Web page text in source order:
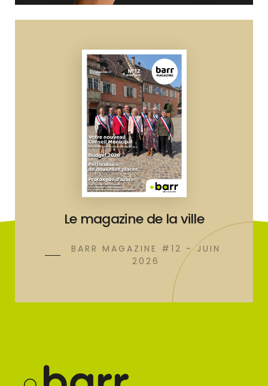
Le magazine de la ville
BARR MAGAZINE #12 - JUIN
2026